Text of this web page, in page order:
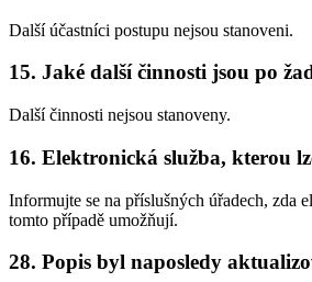
Další účastníci postupu nejsou stanoveni.
15. Jaké další činnosti jsou po
Další činnosti nejsou stanoveny.
16. Elektronická služba, kterou
Informujte se na příslušných úřadech, zda
tomto případě umožňují.
28. Popis byl naposledy